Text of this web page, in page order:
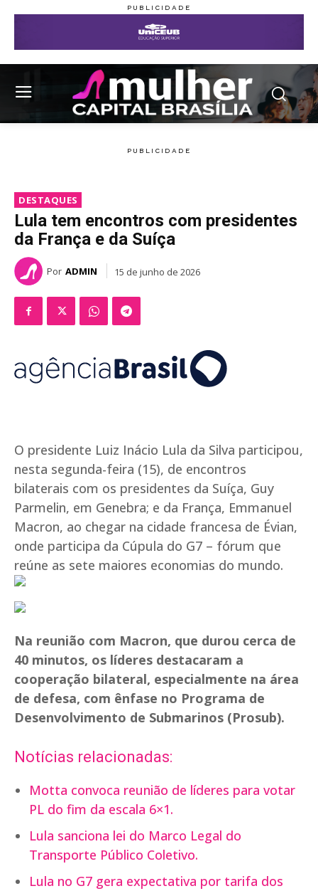
DESTAQUES
Lula tem encontros com presidentes
da França e da Suíça
Por ADMIN 15 de junho de 2026
O presidente Luiz Inácio Lula da Silva participou,
nesta segunda-feira (15), de encontros
bilaterais com os presidentes da Suíça, Guy
Parmelin, em Genebra; e da França, Emmanuel
Macron, ao chegar na cidade francesa de Évian,
onde participa da Cúpula do G7 – fórum que
reúne as sete maiores economias do mundo.
Na reunião com Macron, que durou cerca de
40 minutos, os líderes destacaram a
cooperação bilateral, especialmente na área
de defesa, com ênfase no Programa de
Desenvolvimento de Submarinos (Prosub).
Notícias relacionadas:
Motta convoca reunião de líderes para votar
PL do fim da escala 6×1.
Lula sanciona lei do Marco Legal do
Transporte Público Coletivo.
Lula no G7 gera expectativa por tarifa dos